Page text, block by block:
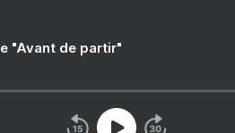
"Avant de partir"